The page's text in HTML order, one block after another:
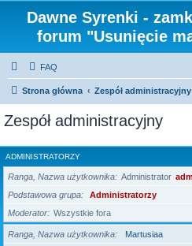
Dawne Syrenki -
forum "Usunięcie
FAQ
Strona główna Zespół administracyjny
Zespół administracyjny
ADMINISTRATORZY
Ranga, Nazwa użytkownika Administrator
Podstawowa grupa
Administratorzy
Moderator
Wszystkie fora
Ranga, Nazwa użytkownika
Martusiaa